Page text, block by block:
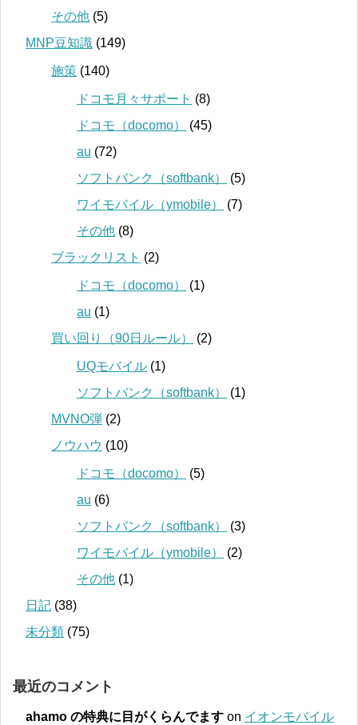
その他 (5)
MNP豆知識 (149)
施策 (140)
ドコモ月々サポート (8)
ドコモ（docomo）
(45)
au (72)
ソフトバンク（softbank）
(5)
ワイモバイル（ymobile）
(7)
その他 (8)
ブラックリスト (2)
ドコモ（docomo）
(1)
au (1)
買い回り（90日ルール）
(2)
UQモバイル (1)
ソフトバンク（softbank）
(1)
MVNO弾 (2)
ノウハウ (10)
ドコモ（docomo）
(5)
au (6)
ソフトバンク（softbank）
(3)
ワイモバイル（ymobile）
(2)
その他 (1)
日記 (38)
未分類 (75)
最近のコメント
ahamo の特典に目がくらんでます on イオンモバイル